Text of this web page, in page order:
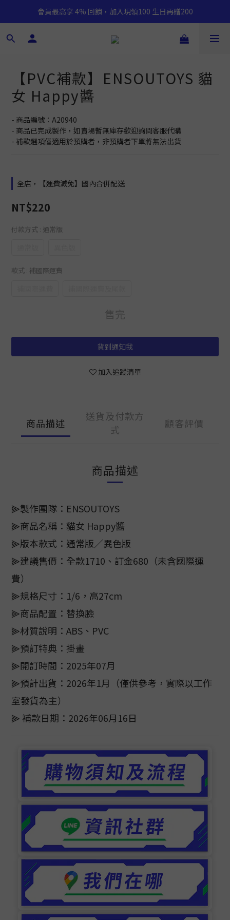
會員最高享 4% 回饋，加入現領100 生日再贈200
【PVC補款】ENSOUTOYS 貓
女 Happy醬
- 商品編號：A20940
- 商品已完成製作，如賣場暫無庫存歡迎詢問客服代購
- 補款選項僅適用於預購者，非預購者下單將無法出貨
全店，【運費減免】國內合併配送
NT$220
付款方式 : 通常版
款式 : 補國際運費
售完
貨到通知我
加入追蹤清單
商品描述
送貨及付款方
式
顧客評價
商品描述
⫸製作團隊：ENSOUTOYS
⫸商品名稱：貓女 Happy醬
⫸版本款式：通常版／異色版
⫸建議售價：全款1710、訂金680（未含國際運
費）
⫸規格尺寸：1/6，高27cm
⫸商品配置：替換臉
⫸材質說明：ABS、PVC
⫸預訂特典：掛畫
⫸開訂時間：2025年07月
⫸預計出貨：2026年1月（僅供參考，實際以工作
室發貨為主）
⫸ 補款日期：2026年06月16日